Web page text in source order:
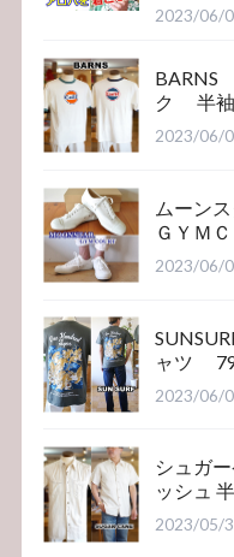
2023/06/
BARNS
ク 半袖
2023/06/
ムーン
ＧＹＭ
コート
2023/06/
ャツ
2023/06/
シュガ
ッ
2023/05/